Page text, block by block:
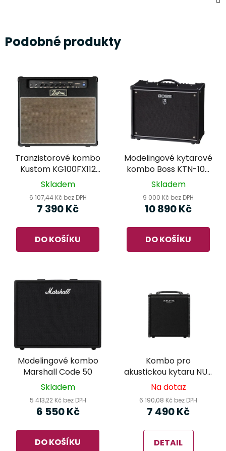
Podobné produkty
Tranzistorové kombo
Kustom KG100FX112
3.0
Skladem
6 107,44 Kč bez DPH
7 390 Kč
DO KOŠÍKU
Modelingové kytarové
kombo Boss KTN-100
MKII
Skladem
9 000 Kč bez DPH
10 890 Kč
DO KOŠÍKU
Modelingové kombo
Marshall Code 50
Skladem
5 413,22 Kč bez DPH
6 550 Kč
DO KOŠÍKU
Kombo pro
akustickou kytaru NUX
AC-60 Stageman II
Na dotaz
6 190,08 Kč bez DPH
7 490 Kč
DETAIL